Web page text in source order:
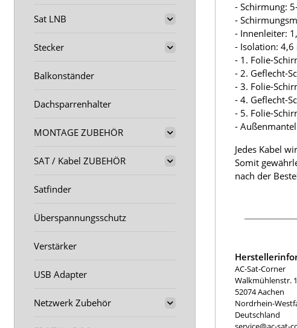
- Schirmung:
-
- Innenleiter:
- Isolation: 4,6
- 1. Folie-
- 2. Geflecht-
- 3. Folie-
- 4. Geflecht-
- 5. Folie-
-
Jedes Kabel
Somit
nach der
AC-Sat-Corner
Walkmühlenstr.
52074 Aachen
Nordrhein-
Deutschland
Sat LNB
Stecker
Balkonständer
Dachsparrenhalter
MONTAGE ZUBEHÖR
SAT / Kabel ZUBEHÖR
Satfinder
Überspannungsschutz
Verstärker
USB Adapter
Netzwerk Zubehör